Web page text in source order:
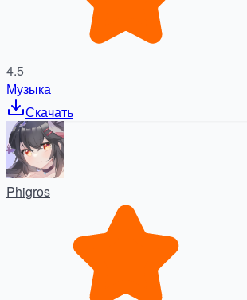
4.5
Музыка
Скачать
Phigros